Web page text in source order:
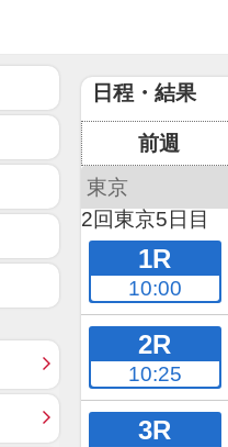
日程・結果
前週
東京
2回東京5日目
1R
10:00
2R
10:25
3R